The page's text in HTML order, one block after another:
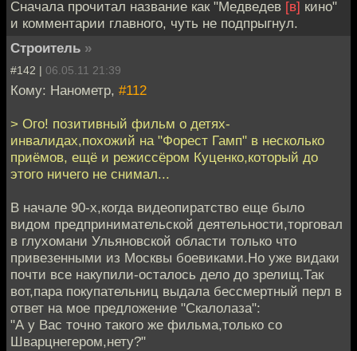
Сначала прочитал название как "Медведев [в] кино"
и комментарии главного, чуть не подпрыгнул.
Строитель »
#142 | 06.05.11 21:39
Кому: Нанометр, #112
> Ого! позитивный фильм о детях-
инвалидах,похожий на "Форест Гамп" в несколько
приёмов, ещё и режиссёром Куценко,который до
этого ничего не снимал...
В начале 90-х,когда видеопиратство еще было
видом предпринимательской деятельности,торговал
в глухомани Ульяновской области только что
привезенными из Москвы боевиками.Но уже видаки
почти все накупили-осталось дело до зрелищ.Так
вот,пара покупательниц выдала бессмертный перл в
ответ на мое предложение "Скалолаза":
"А у Вас точно такого же фильма,только со
Шварцнегером,нету?"